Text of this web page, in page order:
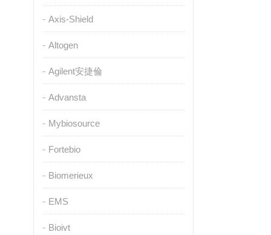
Axis-Shield
Altogen
Agilent安捷倫
Advansta
Mybiosource
Fortebio
Biomerieux
EMS
Bioivt